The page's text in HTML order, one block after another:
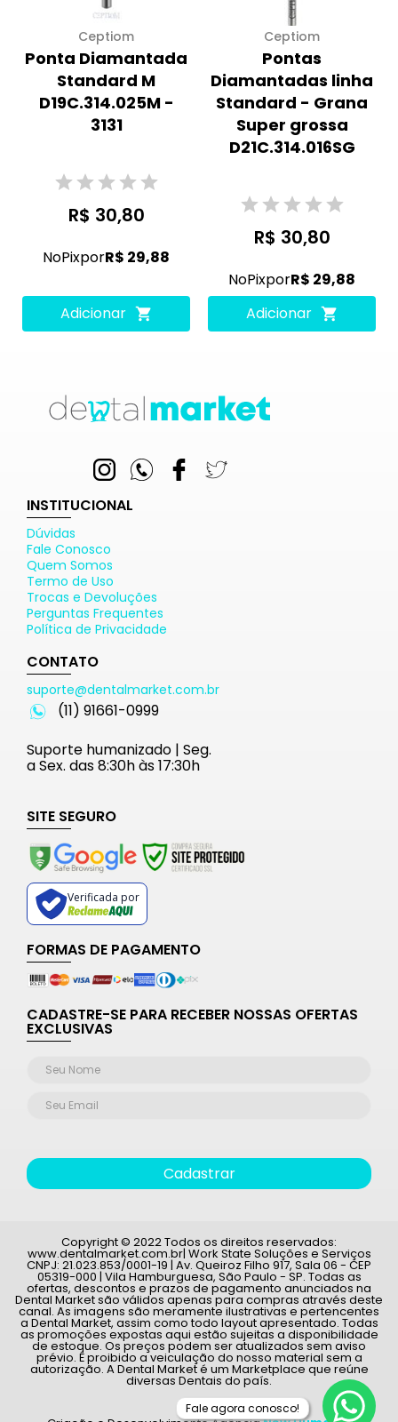
Ceptiom
Ponta Diamantada
Standard M
D19C.314.025M -
3131
R$ 30,80
NoPixporR$ 29,88
Adicionar
Ceptiom
Pontas
Diamantadas linha
Standard - Grana
Super grossa
D21C.314.016SG
R$ 30,80
NoPixporR$ 29,88
Adicionar
INSTITUCIONAL
Dúvidas
Fale Conosco
Quem Somos
Termo de Uso
Trocas e Devoluções
Perguntas Frequentes
Política de Privacidade
CONTATO
suporte@dentalmarket.com.br
(11) 91661-0999
Suporte humanizado | Seg.
a Sex. das 8:30h às 17:30h
SITE SEGURO
Verificada por
FORMAS DE PAGAMENTO
CADASTRE-SE PARA RECEBER NOSSAS OFERTAS
EXCLUSIVAS
Cadastrar
Copyright © 2022 Todos os direitos reservados:
www.dentalmarket.com.br| Work State Soluções e Serviços
CNPJ: 21.023.853/0001-19 | Av. Queiroz Filho 917, Sala 06 - CEP
05319-000 | Vila Hamburguesa, São Paulo - SP. Todas as
ofertas, descontos e prazos de pagamento anunciados na
Dental Market são válidos apenas para compras através deste
canal. As imagens são meramente ilustrativas e pertencentes
a Dental Market, assim como todo layout apresentado. Todas
as promoções expostas aqui estão sujeitas a disponibilidade
de estoque. Os preços podem ser atualizados sem aviso
prévio. É proibido a veiculação do nosso material sem a
autorização. A Dental Market é um Marketplace que reúne
diversas Dentais do país.
Fale agora conosco!